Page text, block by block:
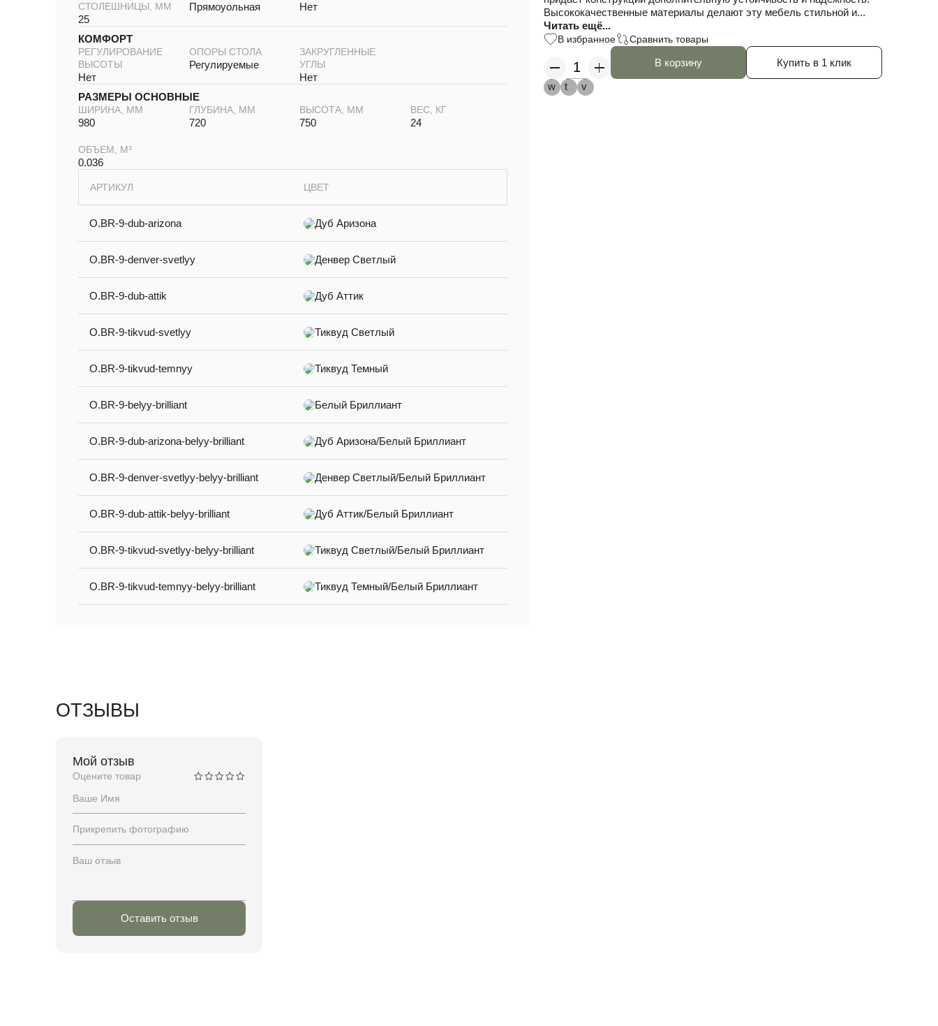
СТОЛЕШНИЦЫ, ММ
25
Прямоуольная Нет
КОМФОРТ
РЕГУЛИРОВАНИЕ
ВЫСОТЫ
Нет
ОПОРЫ СТОЛА
Регулируемые
ЗАКРУГЛЕННЫЕ
УГЛЫ
Нет
РАЗМЕРЫ ОСНОВНЫЕ
ШИРИНА, ММ
980
ГЛУБИНА, ММ
720
ВЫСОТА, ММ
750
ВЕС, КГ
24
ОБЪЕМ, М³
0.036
АРТИКУЛ ЦВЕТ
O.BR-9-dub-arizona Дуб Аризона
O.BR-9-denver-svetlyy Денвер Светлый
O.BR-9-dub-attik Дуб Аттик
O.BR-9-tikvud-svetlyy Тиквуд Светлый
O.BR-9-tikvud-temnyy Тиквуд Темный
O.BR-9-belyy-brilliant Белый Бриллиант
O.BR-9-dub-arizona-belyy-brilliant Дуб Аризона/Белый Бриллиант
O.BR-9-denver-svetlyy-belyy-brilliant Денвер Светлый/Белый Бриллиант
O.BR-9-dub-attik-belyy-brilliant Дуб Аттик/Белый Бриллиант
O.BR-9-tikvud-svetlyy-belyy-brilliant Тиквуд Светлый/Белый Бриллиант
O.BR-9-tikvud-temnyy-belyy-brilliant Тиквуд Темный/Белый Бриллиант
Высококачественные материалы делают эту мебель стильной и...
Читать ещё...
В избранное Сравнить товары
В корзину Купить в 1 клик
ОТЗЫВЫ
Мой отзыв
Оцените товар
Прикрепить фотографию
Оставить отзыв